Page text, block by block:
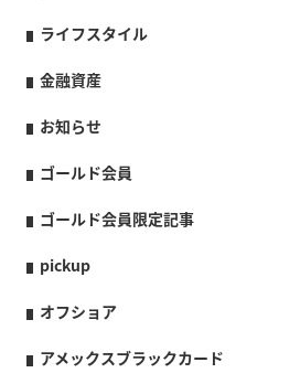
ライフスタイル
金融資産
お知らせ
ゴールド会員
ゴールド会員限定記事
pickup
オフショア
アメックスブラックカード